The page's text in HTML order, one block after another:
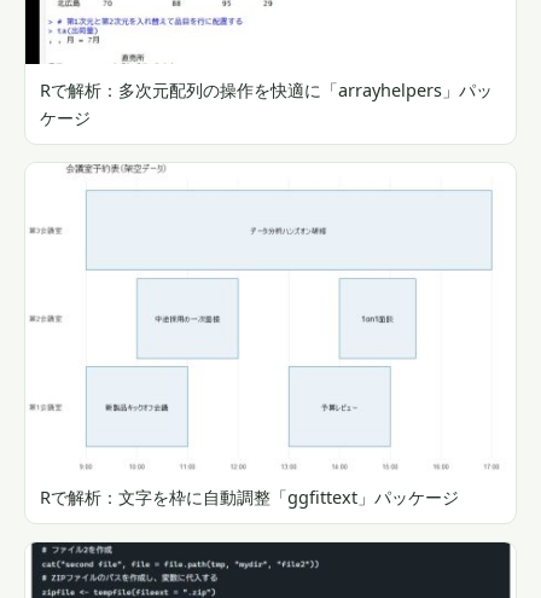
Rで解析：多次元配列の操作を快適に「arrayhelpers」パッ
ケージ
Rで解析：文字を枠に自動調整「ggfittext」パッケージ